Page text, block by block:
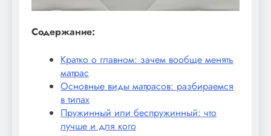
Содержание:
Кратко о главном: зачем вообще менять
матрас
Основные виды матрасов: разбираемся
в типах
Пружинный или беспружинный: что
лучше и для кого